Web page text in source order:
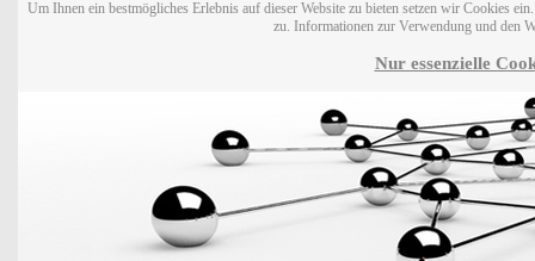
Um Ihnen ein bestmögliches Erlebnis auf dieser Website zu bieten setzen wir Cookies
zu. Informationen zur Verwendung und den
Nur essenzielle